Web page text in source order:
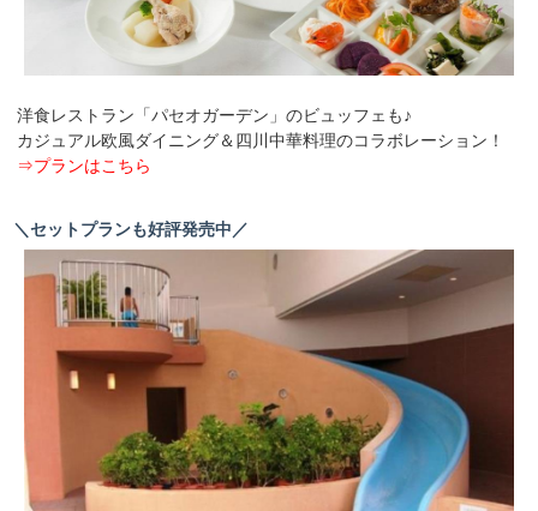
洋食レストラン「パセオガーデン」のビュッフェも♪
カジュアル欧風ダイニング＆四川中華料理のコラボレーション！
⇒プランはこちら
＼セットプランも好評発売中／